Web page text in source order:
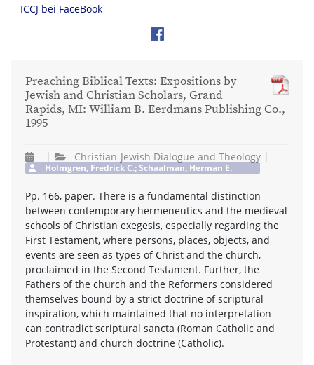
ICCJ bei FaceBook
Preaching Biblical Texts: Expositions by
Jewish and Christian Scholars, Grand
Rapids, MI: William B. Eerdmans Publishing Co.,
1995
Christian-Jewish Dialogue and Theology
Holmgren, Fredrick C.; Schaalman, Herman E.
Pp. 166, paper. There is a fundamental distinction
between contemporary hermeneutics and the medieval
schools of Christian exegesis, especially regarding the
First Testament, where persons, places, objects, and
events are seen as types of Christ and the church,
proclaimed in the Second Testament. Further, the
Fathers of the church and the Reformers considered
themselves bound by a strict doctrine of scriptural
inspiration, which maintained that no interpretation
can contradict scriptural sancta (Roman Catholic and
Protestant) and church doctrine (Catholic).